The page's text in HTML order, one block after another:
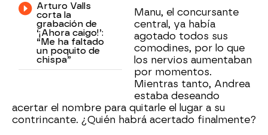
Arturo Valls
corta la
grabación de
‘¡Ahora caigo!’:
“Me ha faltado
un poquito de
chispa”
Manu, el concursante
central, ya había
agotado todos sus
comodines, por lo que
los nervios aumentaban
por momentos.
Mientras tanto, Andrea
estaba deseando
acertar el nombre para quitarle el lugar a su
contrincante. ¿Quién habrá acertado finalmente?